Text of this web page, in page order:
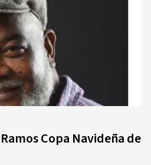
Copa Navideña de